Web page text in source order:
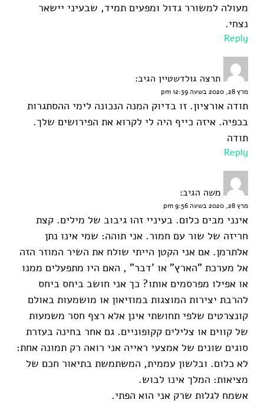
מעולה למשורר גדול ומפעים תמיד, שבעיני יישאר
נצחי.
Reply
תרצה גולדשטיין הגיב:
מרץ 28, 2020 בשעה 12:39 pm
תודה אורציון. זו בדיוק המנה הנכונה לימי ההסתגרות
בכפיה. איזה כייף היה לי לקרוא את הפירושים שלך.
תודה
Reply
משה הגיב:
מרץ 28, 2020 בשעה 9:56 pm
אינני מבים כלום. בעיניי זהו גיבוב של מילים. קצת
חריזה של שור עם חמור. אני תוהה: שמי אינו נתן
אלתרמן. אם אני הקטן הייתי שולח את השיר המוזר הזה
אל מערכת "הארץ" או 'דבר" , האם היו מתפעלים ממנו
או אפילו מפרסמים אותו? כך אני חושב ביחס ביחס
להרבת יצירות המוצגות במוזיאון או מושמעות באולם
קונצרטים שלפי תחושתי אינן אלא רצף חסר משמעות
של קווים או צלילים קקופוניים. גם אחר בחינה בעזרת
סוגים שונים של אמצעי ראייה אני רואה רק תמונה אחת:
לא כלום. ובלשון עממית, המשתמשת בתיאור חכם של
מציאות: המלך אינו לבוש.
אשמח לגלות שרק אני הוא הפתי.